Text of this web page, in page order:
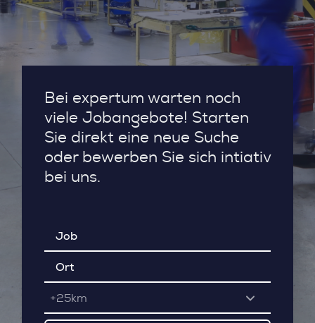
Bei expertum warten noch
viele Jobangebote! Starten
Sie direkt eine neue Suche
oder bewerben Sie sich intiativ
bei uns.
+25km